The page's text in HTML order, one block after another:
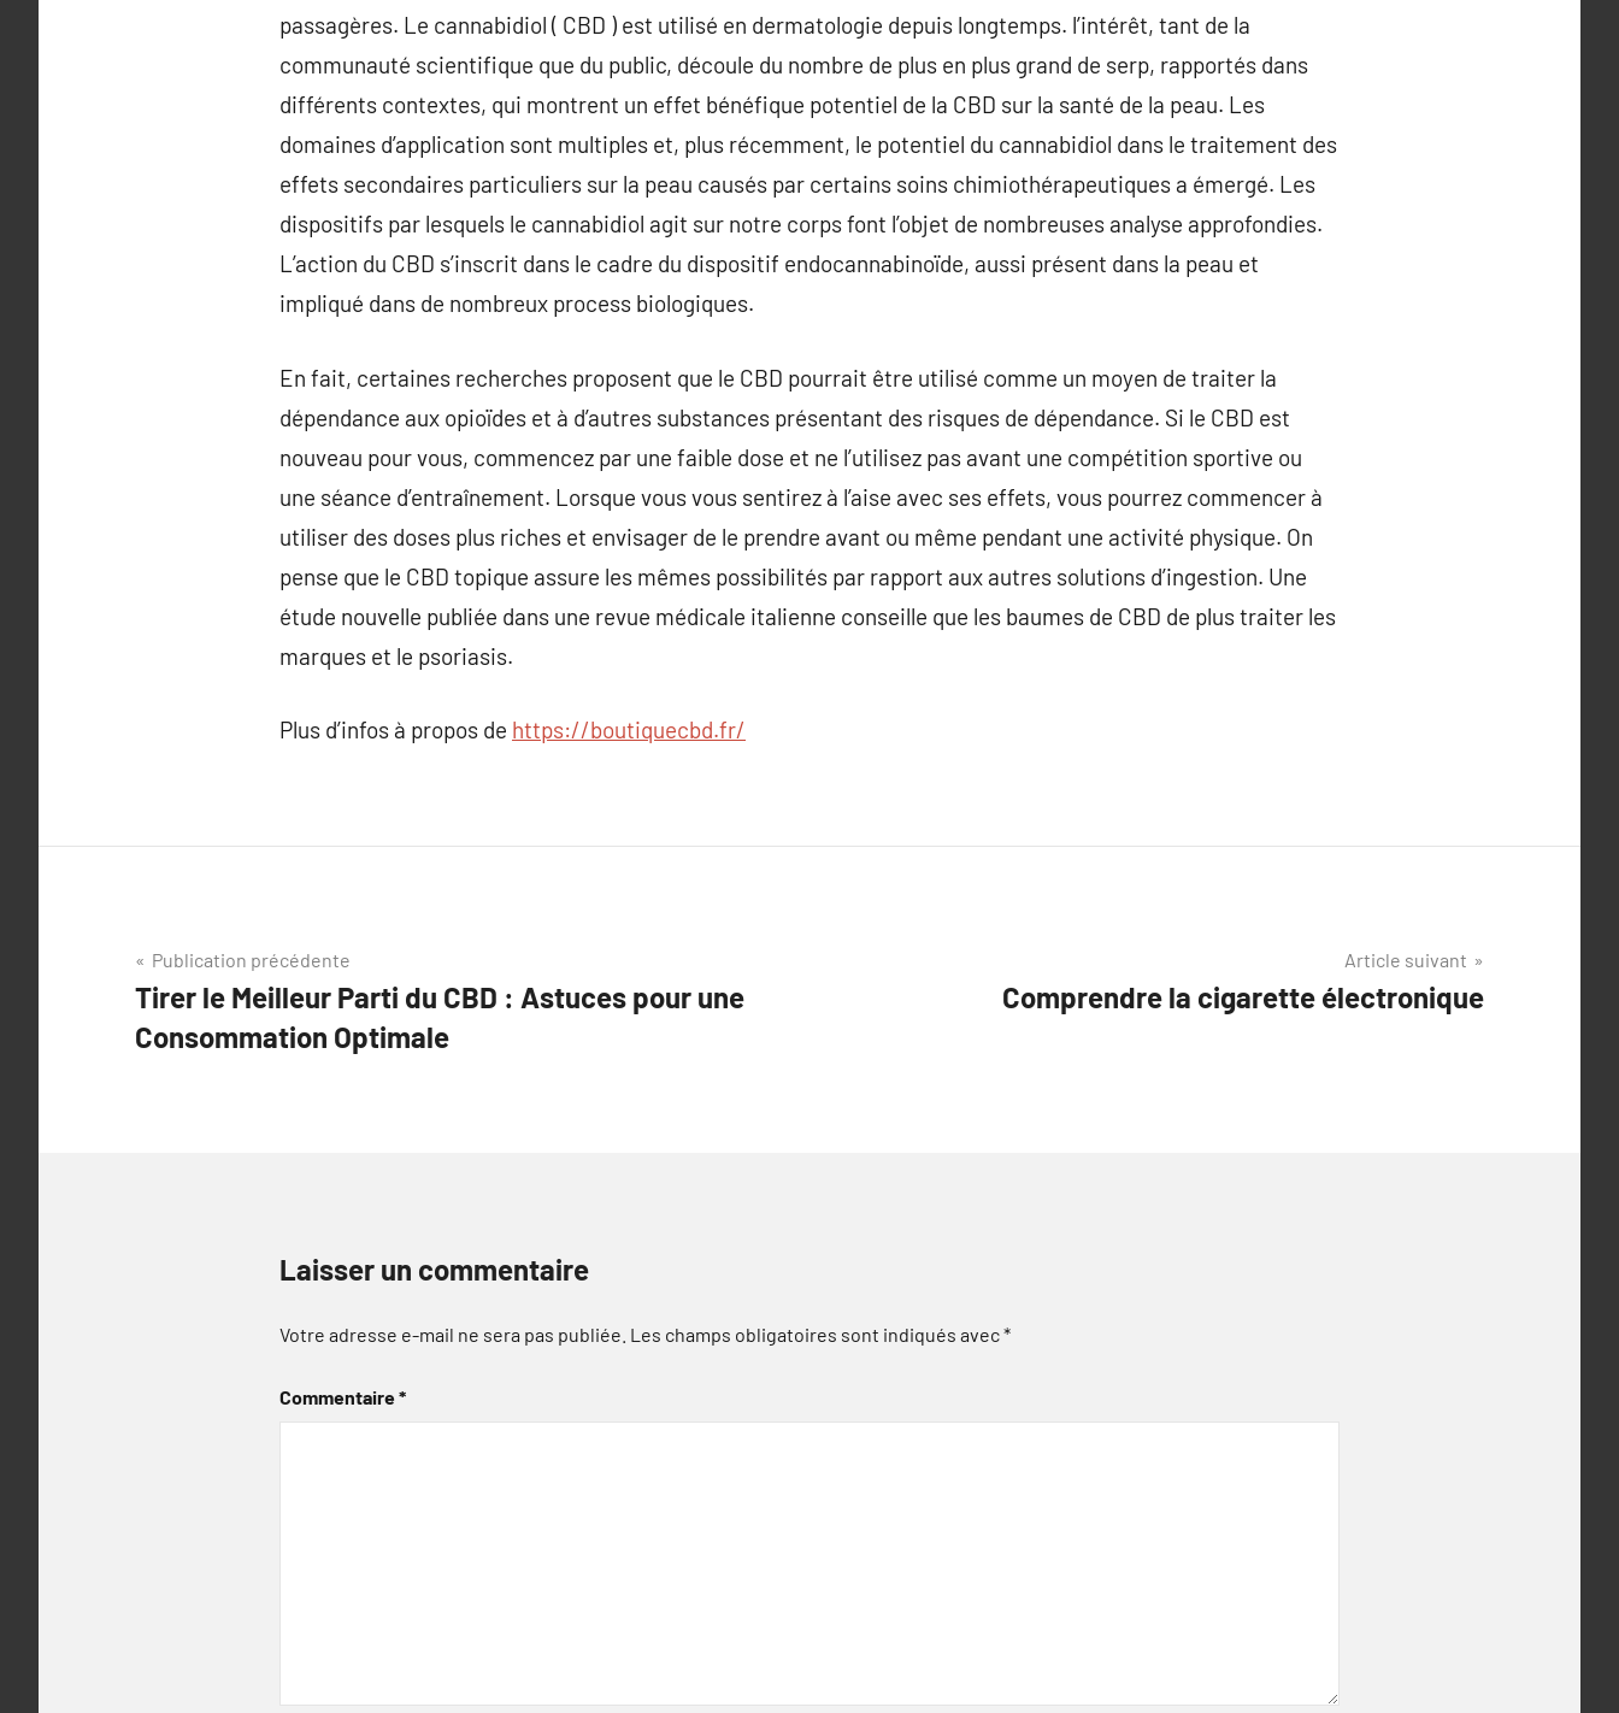
passagères. Le cannabidiol ( CBD ) est utilisé en dermatologie depuis longtemps. l’intérêt, tant de la
communauté scientifique que du public, découle du nombre de plus en plus grand de serp, rapportés dans
différents contextes, qui montrent un effet bénéfique potentiel de la CBD sur la santé de la peau. Les
domaines d’application sont multiples et, plus récemment, le potentiel du cannabidiol dans le traitement des
effets secondaires particuliers sur la peau causés par certains soins chimiothérapeutiques a émergé. Les
dispositifs par lesquels le cannabidiol agit sur notre corps font l’objet de nombreuses analyse approfondies.
L’action du CBD s’inscrit dans le cadre du dispositif endocannabinoïde, aussi présent dans la peau et
impliqué dans de nombreux process biologiques.
En fait, certaines recherches proposent que le CBD pourrait être utilisé comme un moyen de traiter la
dépendance aux opioïdes et à d’autres substances présentant des risques de dépendance. Si le CBD est
nouveau pour vous, commencez par une faible dose et ne l’utilisez pas avant une compétition sportive ou
une séance d’entraînement. Lorsque vous vous sentirez à l’aise avec ses effets, vous pourrez commencer à
utiliser des doses plus riches et envisager de le prendre avant ou même pendant une activité physique. On
pense que le CBD topique assure les mêmes possibilités par rapport aux autres solutions d’ingestion. Une
étude nouvelle publiée dans une revue médicale italienne conseille que les baumes de CBD de plus traiter les
marques et le psoriasis.
Plus d’infos à propos de https://boutiquecbd.fr/
Navigation
de
l’article
Publication précédente
Tirer le Meilleur Parti du CBD : Astuces pour une
Consommation Optimale
Article suivant
Comprendre la cigarette électronique
Laisser un commentaire
Votre adresse e-mail ne sera pas publiée. Les champs obligatoires sont indiqués avec*
Commentaire*